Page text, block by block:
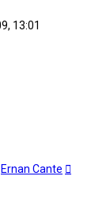
13:01
Ernan Cante